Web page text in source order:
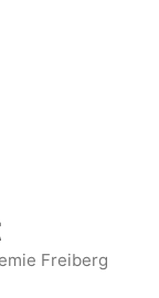
Freiberg